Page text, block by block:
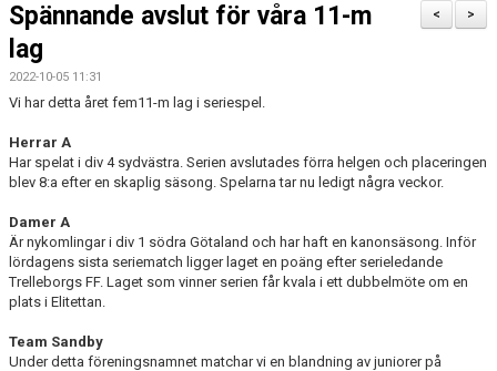
ÅRSÖVERSIKT
>
<
Spännande avslut för våra 11-m
lag
2022-10-05 11:31
Vi har detta året fem11-m lag i seriespel.
Herrar A
Har spelat i div 4 sydvästra. Serien avslutades förra helgen och placeringen
blev 8:a efter en skaplig säsong. Spelarna tar nu ledigt några veckor.
Damer A
Är nykomlingar i div 1 södra Götaland och har haft en kanonsäsong. Inför
lördagens sista seriematch ligger laget en poäng efter serieledande
Trelleborgs FF. Laget som vinner serien får kvala i ett dubbelmöte om en
plats i Elitettan.
Team Sandby
Under detta föreningsnamnet matchar vi en blandning av juniorer på